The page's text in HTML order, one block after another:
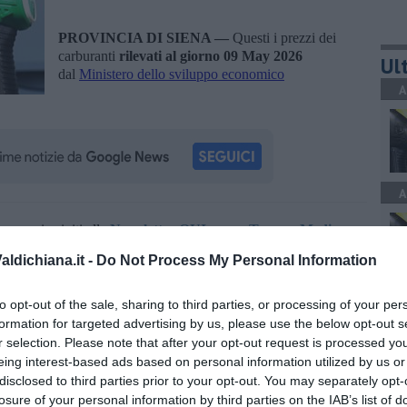
- Do Not Process My Personal Information
opt-out of the sale, sharing to third parties, or processing of your
for targeted advertising by us, please use the below opt-out
selection. Please note that after your opt-out request is processed
interest-based ads based on personal information utilized by us
to third parties prior to your opt-out. You may separately
of your personal information by third parties on the IAB’s list of
PROVINCIA DI SIENA — Questi i prezzi dei
carburanti rilevati al giorno 09 May 2026
dal Ministero dello sviluppo economico
iscriviti allaNewsletter QUInews - ToscanaMedia.
nella tua casella di posta.
dello sviluppo economico